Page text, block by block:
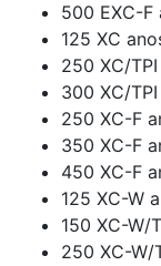
500 EXC-F
125 XC
250 XC/
300 XC/
250 XC-F
350 XC-F
450 XC-F
125 XC-W
150 XC-W/
250 XC-W/